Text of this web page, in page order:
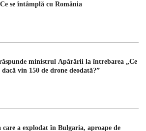
se întâmplă cu România
ministrul Apărării la întrebarea „Ce
dacă vin 150 de drone deodată?”
care a explodat în Bulgaria, aproape de